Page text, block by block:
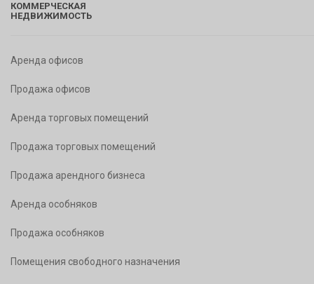
КОММЕРЧЕСКАЯ
НЕДВИЖИМОСТЬ
Аренда офисов
Продажа офисов
Аренда торговых помещений
Продажа торговых помещений
Продажа арендного бизнеса
Аренда особняков
Продажа особняков
Помещения свободного назначения